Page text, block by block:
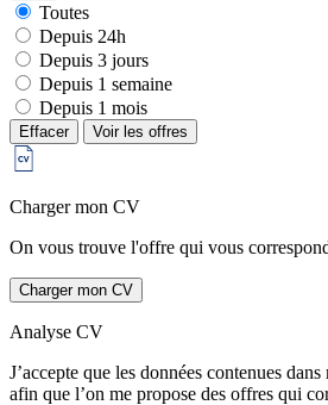
Toutes
Depuis 24h
Depuis 3 jours
Depuis 1 semaine
Depuis 1 mois
Effacer Voir les offres
Charger mon CV
On vous trouve l'offre qui vous
Charger mon CV
Analyse CV
J’accepte que les données contenues
afin que l’on me propose des offres qui